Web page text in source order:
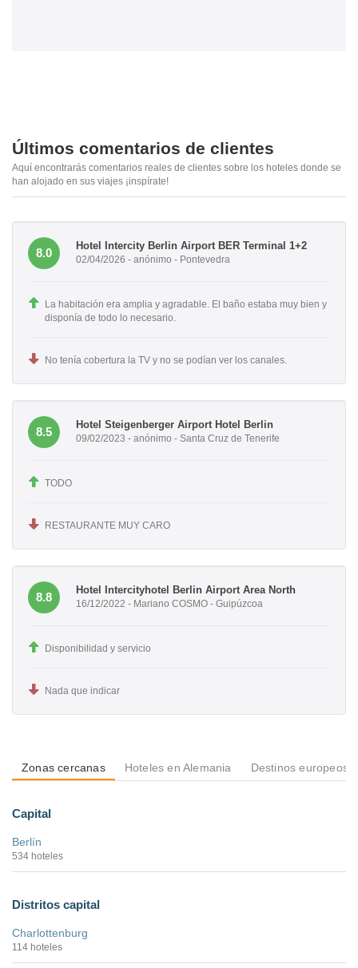
Últimos comentarios de clientes
Aquí encontrarás comentarios reales de clientes sobre los hoteles donde se
han alojado en sus viajes ¡inspírate!
8.0
Hotel Intercity Berlin Airport BER Terminal 1+2
02/04/2026 - anónimo - Pontevedra
La habitación era amplia y agradable. El baño estaba muy bien y
disponía de todo lo necesario.
No tenía cobertura la TV y no se podían ver los canales.
8.5
Hotel Steigenberger Airport Hotel Berlin
09/02/2023 - anónimo - Santa Cruz de Tenerife
TODO
RESTAURANTE MUY CARO
8.8
Hotel Intercityhotel Berlin Airport Area North
16/12/2022 - Mariano COSMO - Guipúzcoa
Disponibilidad y servicio
Nada que indicar
Zonas cercanas Hoteles en Alemania Destinos europeos
Capital
Berlín
534 hoteles
Distritos capital
Charlottenburg
114 hoteles